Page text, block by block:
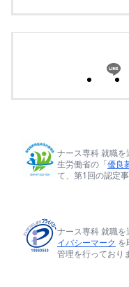
ナース専科 就職
生労働省の「優良
て、第1回の認定
ナース専科 就職
イバシーマーク を
管理を行っており